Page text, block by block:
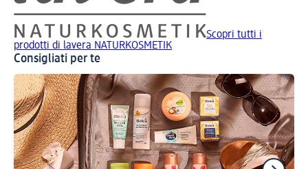
Scopri tutti i
prodotti di lavera NATURKOSMETIK
Consigliati per te